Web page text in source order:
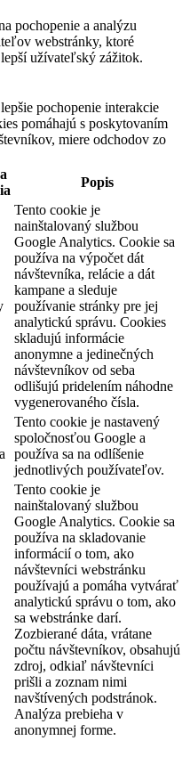
pochopenie a analýzu
webstránky, ktoré
užívateľský zážitok.
pochopenie interakcie
pomáhajú s poskytovaním
miere odchodov zo
Popis
Tento cookie je
nainštalovaný službou
Google Analytics. Cookie sa
používa na výpočet dát
návštevníka, relácie a dát
kampane a sleduje
používanie stránky pre jej
analytickú správu. Cookies
skladujú informácie
anonymne a jedinečných
návštevníkov od seba
odlišujú pridelením náhodne
vygenerovaného čísla.
Tento cookie je nastavený
spoločnosťou Google a
používa sa na odlíšenie
jednotlivých používateľov.
Tento cookie je
nainštalovaný službou
Google Analytics. Cookie sa
používa na skladovanie
informácií o tom, ako
návštevníci webstránku
používajú a pomáha vytvárať
analytickú správu o tom, ako
sa webstránke darí.
Zozbierané dáta, vrátane
počtu návštevníkov, obsahujú
zdroj, odkiaľ návštevníci
prišli a zoznam nimi
navštívených podstránok.
Analýza prebieha v
anonymnej forme.